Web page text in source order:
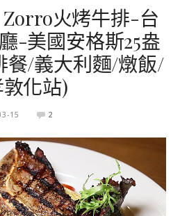
Zorro火烤牛排-台
-美國安格斯25盎
餐/義大利麵/燉飯/
化站)
15 2